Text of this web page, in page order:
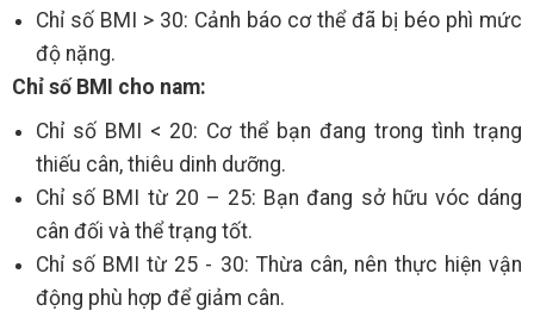
Chỉ số BMI > 30: Cảnh báo cơ thể đã bị béo phì mức
độ nặng.
Chỉ số BMI cho nam:
Chỉ số BMI < 20: Cơ thể bạn đang trong tình trạng
thiếu cân, thiêu dinh dưỡng.
Chỉ số BMI từ 20 – 25: Bạn đang sở hữu vóc dáng
cân đối và thể trạng tốt.
Chỉ số BMI từ 25 - 30: Thừa cân, nên thực hiện vận
động phù hợp để giảm cân.